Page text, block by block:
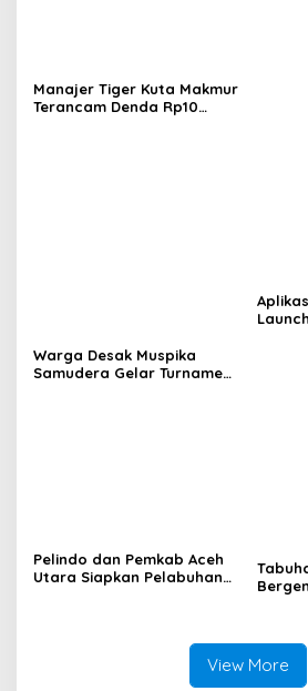
Manajer Tiger Kuta Makmur
Terancam Denda Rp10
Warga Desak Muspika
Samudera Gelar Turnamen
Pelindo dan Pemkab Aceh
Utara Siapkan Pelabuhan
View More